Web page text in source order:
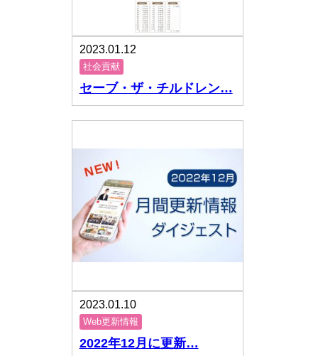
2023.01.12
社会貢献
セーブ・ザ・チルドレン…
2023.01.10
Web更新情報
2022年12月に更新…